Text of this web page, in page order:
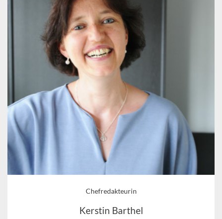
Chefredakteurin
Kerstin Barthel